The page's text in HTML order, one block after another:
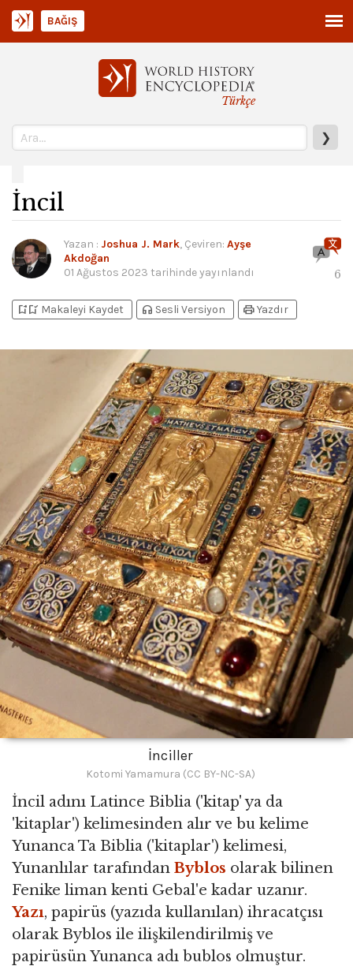
Türkçe
❯
BAĞIŞ
İncil
Yazan : Joshua J. Mark, Çeviren: Ayşe
Akdoğan
01 Ağustos 2023 tarihinde yayınlandı 6
bookmark_addbookmark_added Makaleyi Kaydet headphones Sesli Versiyon printYazdır
İnciller
Kotomi Yamamura (CC BY-NC-SA)
İncil adını Latince Biblia ('kitap' ya da
'kitaplar') kelimesinden alır ve bu kelime
Yunanca Ta Biblia ('kitaplar') kelimesi,
Yunanlılar tarafından Byblos olarak bilinen
Fenike liman kenti Gebal'e kadar uzanır.
Yazı, papirüs (yazıda kullanılan) ihracatçısı
olarak Byblos ile ilişkilendirilmiş ve
papirüsün Yunanca adı bublos olmuştur.